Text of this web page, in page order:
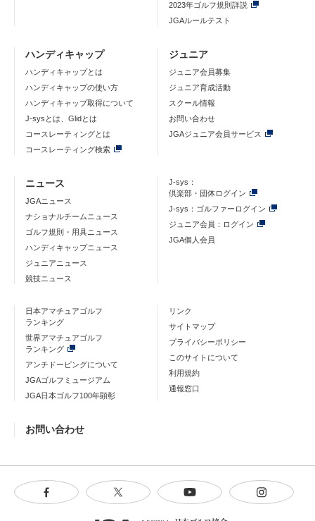
2023年ゴルフ規則詳説
JGAルールテスト
ハンディキャップ
ハンディキャップとは
ハンディキャップの使い方
ハンディキャップ取得について
J-sysとは、Glidとは
コースレーティングとは
コースレーティング検索
ジュニア
ジュニア会員募集
ジュニア育成活動
スクール情報
お問い合わせ
JGAジュニア会員サービス
ニュース
JGAニュース
ナショナルチームニュース
ゴルフ規則・用具ニュース
ハンディキャップニュース
ジュニアニュース
競技ニュース
J-sys：
倶楽部・団体ログイン
J-sys：ゴルファーログイン
ジュニア会員：ログイン
JGA個人会員
日本アマチュアゴルフ
ランキング
世界アマチュアゴルフ
ランキング
アンチドーピングについて
JGAゴルフミュージアム
JGA日本ゴルフ100年顕彰
リンク
サイトマップ
プライバシーポリシー
このサイトについて
利用規約
通報窓口
お問い合わせ